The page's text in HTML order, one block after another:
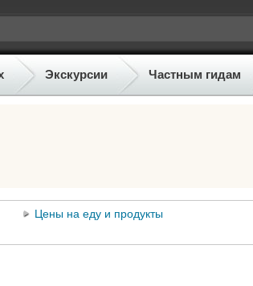
Экскурсии Частным гидам
Цены на еду и продукты